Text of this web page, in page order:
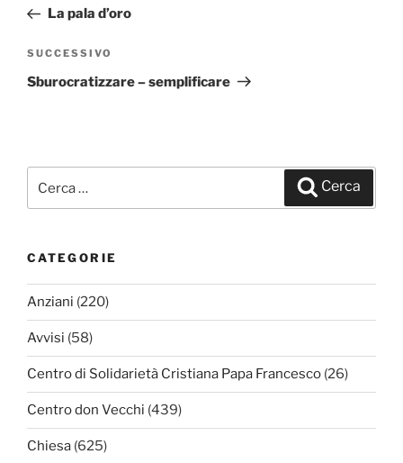
precedente:
La pala d’oro
Articolo
successivo
SUCCESSIVO
Sburocratizzare – semplificare
Cerca
CATEGORIE
Anziani (220)
Avvisi (58)
Centro di Solidarietà Cristiana Papa Francesco (26)
Centro don Vecchi (439)
Chiesa (625)